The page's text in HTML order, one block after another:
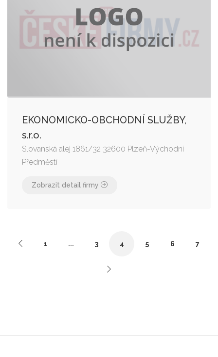
EKONOMICKO-OBCHODNÍ SLUŽBY,
s.r.o.
Slovanská alej 1861/32 32600 Plzeň-Východní
Předměstí
Zobrazit detail firmy
1 ... 3 4 5 6 7